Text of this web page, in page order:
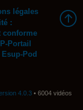
légales
:
conforme
Portail
Esup-Pod
4.0.3• 6004 vidéos